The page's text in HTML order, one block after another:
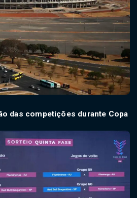
das competições durante Copa